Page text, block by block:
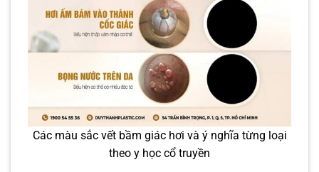
Các màu sắc vết bầm giác hơi và ý nghĩa từng loại
theo y học cổ truyền